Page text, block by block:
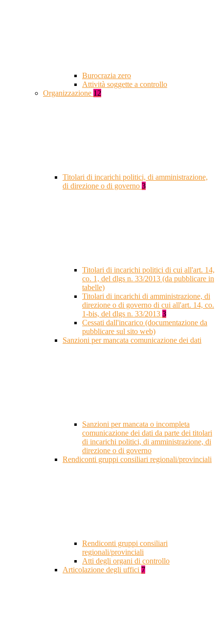
Burocrazia zero
Attività soggette a controllo
Organizzazione 12
Titolari di incarichi politici, di amministrazione,
di direzione o di governo 3
Titolari di incarichi politici di cui all'art. 14,
co. 1, del dlgs n. 33/2013 (da pubblicare in
tabelle)
Titolari di incarichi di amministrazione, di
direzione o di governo di cui all'art. 14, co.
1-bis, del dlgs n. 33/2013 3
Cessati dall'incarico (documentazione da
pubblicare sul sito web)
Sanzioni per mancata comunicazione dei dati
Sanzioni per mancata o incompleta
comunicazione dei dati da parte dei titolari
di incarichi politici, di amministrazione, di
direzione o di governo
Rendiconti gruppi consiliari regionali/provinciali
Rendiconti gruppi consiliari
regionali/provinciali
Atti degli organi di controllo
Articolazione degli uffici 7